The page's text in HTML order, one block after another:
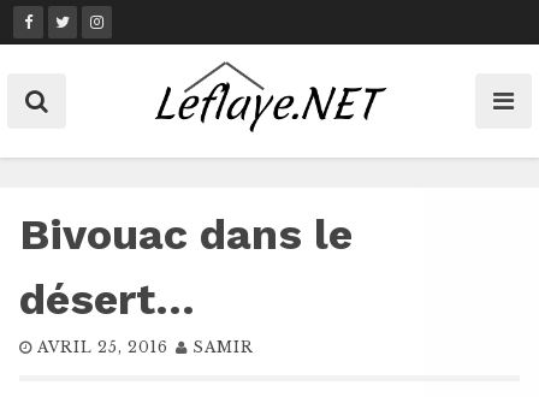
Skip
to
Bivouac dans le
désert…
AVRIL 25, 2016 SAMIR